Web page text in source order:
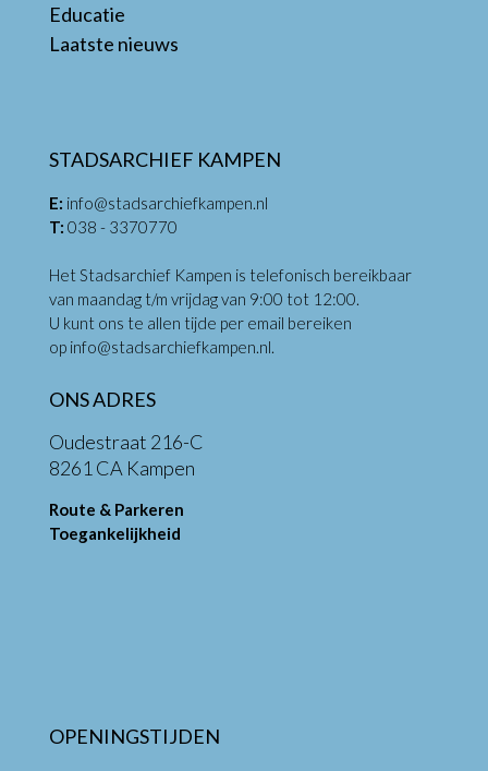
Educatie
Laatste nieuws
STADSARCHIEF KAMPEN
E: info@stadsarchiefkampen.nl
T: 038 - 3370770
Het Stadsarchief Kampen is telefonisch bereikbaar
van maandag t/m vrijdag van 9:00 tot 12:00.
U kunt ons te allen tijde per email bereiken
op info@stadsarchiefkampen.nl
ONS ADRES
Oudestraat 216-C
8261 CA Kampen
Route & Parkeren
Toegankelijkheid
OPENINGSTIJDEN